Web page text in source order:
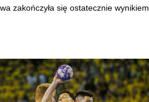
zakończyła się ostatecznie wynikiem